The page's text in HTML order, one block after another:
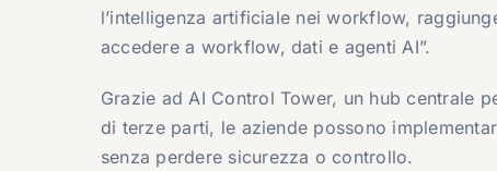
l’intelligenza artificiale nei workflow,
accedere a workflow, dati e agenti AI”.
Grazie ad AI Control Tower, un hub centrale
di terze parti, le aziende possono
senza perdere sicurezza o controllo.